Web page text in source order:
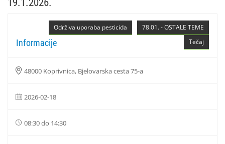
19.1.2026.
78.01. - OSTALE TEME
Održiva uporaba pesticida
Tečaj
Informacije
48000 Koprivnica, Bjelovarska cesta 75-a
2026-02-18
08:30 do 14:30